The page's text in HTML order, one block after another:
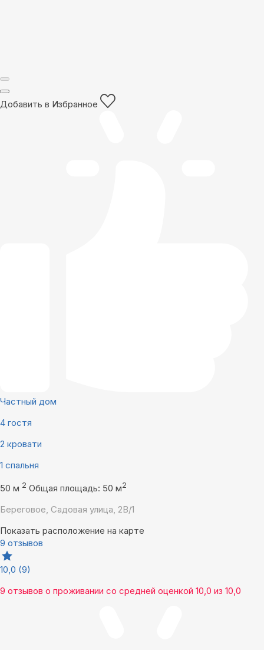
Добавить в Избранное
Частный дом
4 гостя
2 кровати
1 спальня
50 м 2 Общая площадь: 50 м2
Береговое, Садовая улица, 2В/1
Показать расположение на карте
9 отзывов
10,0 (9)
9 отзывов о проживании со средней оценкой 10,0 из 10,0